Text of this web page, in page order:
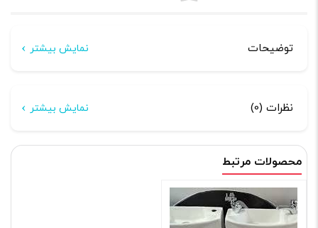
توضیحات نمایش بیشتر
نظرات (0) نمایش بیشتر
هیچ دیدگاهی برای این محصول نوشته نشده است.
اولین نفری باشید که دیدگاهی را ارسال می کنید برای
“روشویی جدید تاشو کمپر و کاروان”
نشانی ایمیل شما منتشر نخواهد شد.
محصولات مرتبط